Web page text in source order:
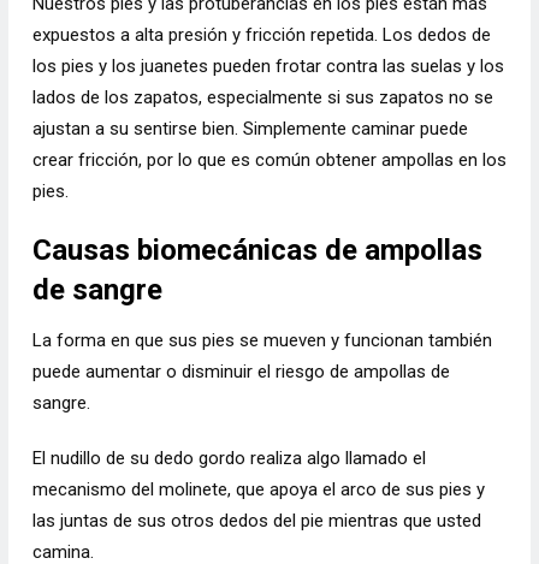
expuestos a alta presión y fricción repetida. Los dedos de
los pies y los juanetes pueden frotar contra las suelas y los
lados de los zapatos, especialmente si sus zapatos no se
ajustan a su sentirse bien. Simplemente caminar puede
crear fricción, por lo que es común obtener ampollas en los
pies.
Causas biomecánicas de ampollas
de sangre
La forma en que sus pies se mueven y funcionan también
puede aumentar o disminuir el riesgo de ampollas de
sangre.
El nudillo de su dedo gordo realiza algo llamado el
mecanismo del molinete, que apoya el arco de sus pies y
las juntas de sus otros dedos del pie mientras que usted
camina.